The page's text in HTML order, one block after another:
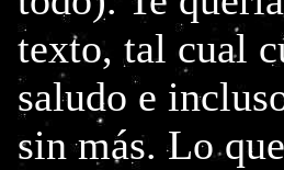
texto, tal cual
saludo e
sin más. Lo